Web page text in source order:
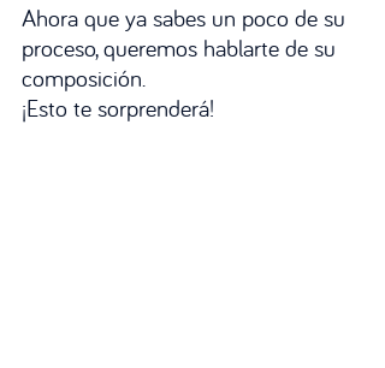
Ahora que ya sabes un poco de su
proceso, queremos hablarte de su
composición.
¡Esto te sorprenderá!